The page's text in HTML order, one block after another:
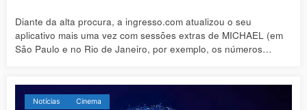
Diante da alta procura, a ingresso.com atualizou o seu
aplicativo mais uma vez com sessões extras de MICHAEL (em
São Paulo e no Rio de Janeiro, por exemplo, os números…
Notícias Cinema